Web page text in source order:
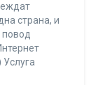
страна, и
повод
Услуга